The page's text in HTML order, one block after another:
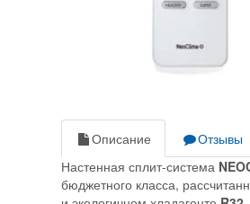
Описание
Отзывы
Настенная сплит-система
бюджетного класса,